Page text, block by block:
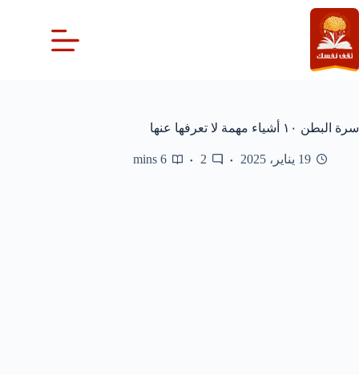
التجاوز
إلى
المحتوى
سرة البطن ١٠ أشياء مهمة لا تعرفها عنها
19 يناير، 2025 2
6 mins